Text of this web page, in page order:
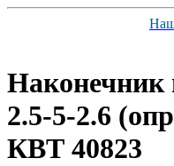
2.5-5-2.6
КВТ 40823